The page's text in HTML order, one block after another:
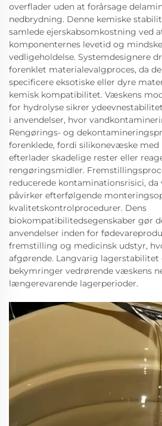
overflader uden at forårsage
nedbrydning. Denne kemiske
samlede ejerskabsomkostning ved
komponenternes levetid og
vedligeholdelse. Systemdesignere
forenklet materialevalgproces, da
specificere eksotiske eller dyre
kemisk kompatibilitet. Væskens
for hydrolyse sikrer
i anvendelser, hvor
Rengørings- og
forenklede, fordi silikonevæske med
efterlader skadelige rester eller
rengøringsmidler.
reducerede kontaminationsrisici,
påvirker efterfølgende
kvalitetskontrolprocedurer. Dens
biokompatibilitedsegenskaber gør
anvendelser inden for
fremstilling og medicinsk udstyr,
afgørende. Langvarig lagerstabilitet
bekymringer vedrørende væskens
længerevarende lagerperioder.